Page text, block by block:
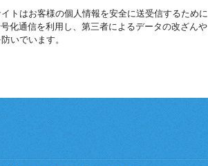
トはお客様の個人情報を安全に送受信するために
化通信を利用し、第三者によるデータの改ざんや
いでいます。